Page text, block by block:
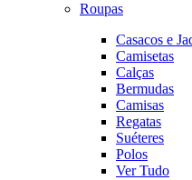
Roupas
Casacos e
Camisetas
Calças
Bermudas
Camisas
Regatas
Suéteres
Polos
Ver Tudo